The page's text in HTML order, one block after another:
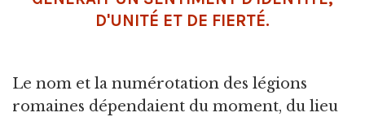
D'UNITÉ ET DE FIERTÉ.
Le nom et la numérotation des légions
romaines dépendaient du moment, du lieu